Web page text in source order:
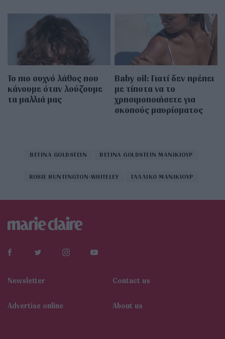
Το πιο συχνό λάθος που
κάνουμε όταν λούζουμε
τα μαλλιά μας
Baby oil: Γιατί δεν πρέπει
με τίποτα να το
χρησιμοποιήσετε για
σκοπούς μαυρίσματος
BETINA GOLDSTEIN BETINA GOLDSTEIN ΜΑΝΙΚΙΟΥΡ
ROSIE HUNTINGTON-WHITELEY ΓΑΛΛΙΚΟ ΜΑΝΙΚΙΟΥΡ
Newsletter Contact us
Αdvertise online About us